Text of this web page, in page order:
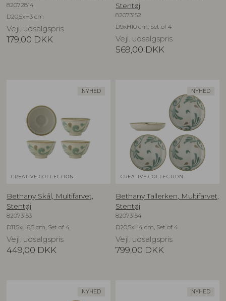
82072814
D20,5xH3 cm
Vejl. udsalgspris
179,00 DKK
Stentøj
82073152
D9xH10 cm, Set of 4
Vejl. udsalgspris
569,00 DKK
NYHED
CREATIVE COLLECTION
Bethany Skål, Multifarvet,
Stentøj
82073153
D11,5xH6,5 cm, Set of 4
Vejl. udsalgspris
449,00 DKK
NYHED
CREATIVE COLLECTION
Bethany Tallerken, Multifarvet,
Stentøj
82073154
D20,5xH4 cm, Set of 4
Vejl. udsalgspris
799,00 DKK
NYHED NYHED